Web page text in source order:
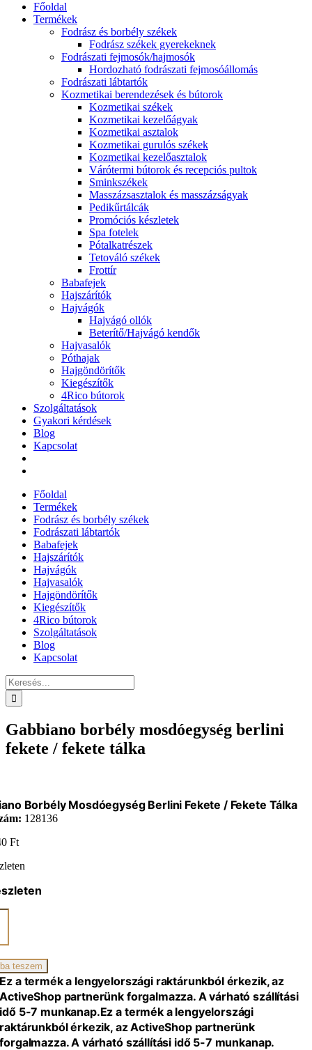
Főoldal
Termékek
Fodrász és borbély székek
Fodrász székek gyerekeknek
Fodrászati fejmosók/hajmosók
Hordozható fodrászati fejmosóállomás
Fodrászati lábtartók
Kozmetikai berendezések és bútorok
Kozmetikai székek
Kozmetikai kezelőágyak
Kozmetikai asztalok
Kozmetikai gurulós székek
Kozmetikai kezelőasztalok
Várótermi bútorok és recepciós pultok
Sminkszékek
Masszázsasztalok és masszázságyak
Pedikűrtálcák
Promóciós készletek
Spa fotelek
Pótalkatrészek
Tetováló székek
Frottír
Babafejek
Hajszárítók
Hajvágók
Hajvágó ollók
Beterítő/Hajvágó kendők
Hajvasalók
Póthajak
Hajgöndörítők
Kiegészítők
4Rico bútorok
Szolgáltatások
Gyakori kérdések
Blog
Kapcsolat
Főoldal
Termékek
Fodrász és borbély székek
Fodrászati lábtartók
Babafejek
Hajszárítók
Hajvágók
Hajvasalók
Hajgöndörítők
Kiegészítők
4Rico bútorok
Szolgáltatások
Blog
Kapcsolat
Keresés...
Gabbiano borbély mosdóegység berlini
fekete / fekete tálka
Borbély Mosdóegység Berlini Fekete / Fekete Tálka
128136
Ft
teszem
Ez a termék a lengyelországi raktárunkból érkezik, az
ActiveShop partnerünk forgalmazza. A várható szállítási
idő 5-7 munkanap.Ez a termék a lengyelországi
raktárunkból érkezik, az ActiveShop partnerünk
forgalmazza. A várható szállítási idő 5-7 munkanap.